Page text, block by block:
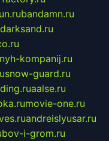
bandamn.ru
darksand.ru
kompanij.ru
snow-guard.ru
aalse.ru
movie-one.ru
andreislyusar.ru
i-grom.ru